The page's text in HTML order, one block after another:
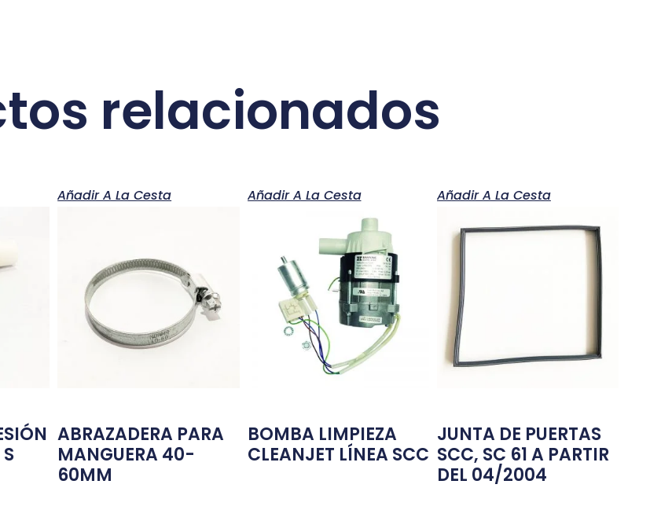
relacionados
Añadir A La Cesta
ABRAZADERA PARA
MANGUERA 40-
60MM
Añadir A La Cesta
BOMBA LIMPIEZA
CLEANJET LÍNEA SCC
Añadir A La Cesta
JUNTA DE PUERTAS
SCC, SC 61 A PARTIR
DEL 04/2004